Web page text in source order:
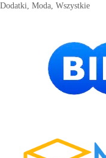
Dodatki Moda Wszystkie